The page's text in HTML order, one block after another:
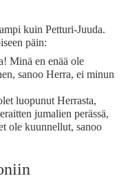
kuin Petturi-Juuda.
päin:
Minä en enää ole
sanoo Herra, ei minun
luopunut Herrasta,
jumalien perässä,
ole kuunnellut, sanoo